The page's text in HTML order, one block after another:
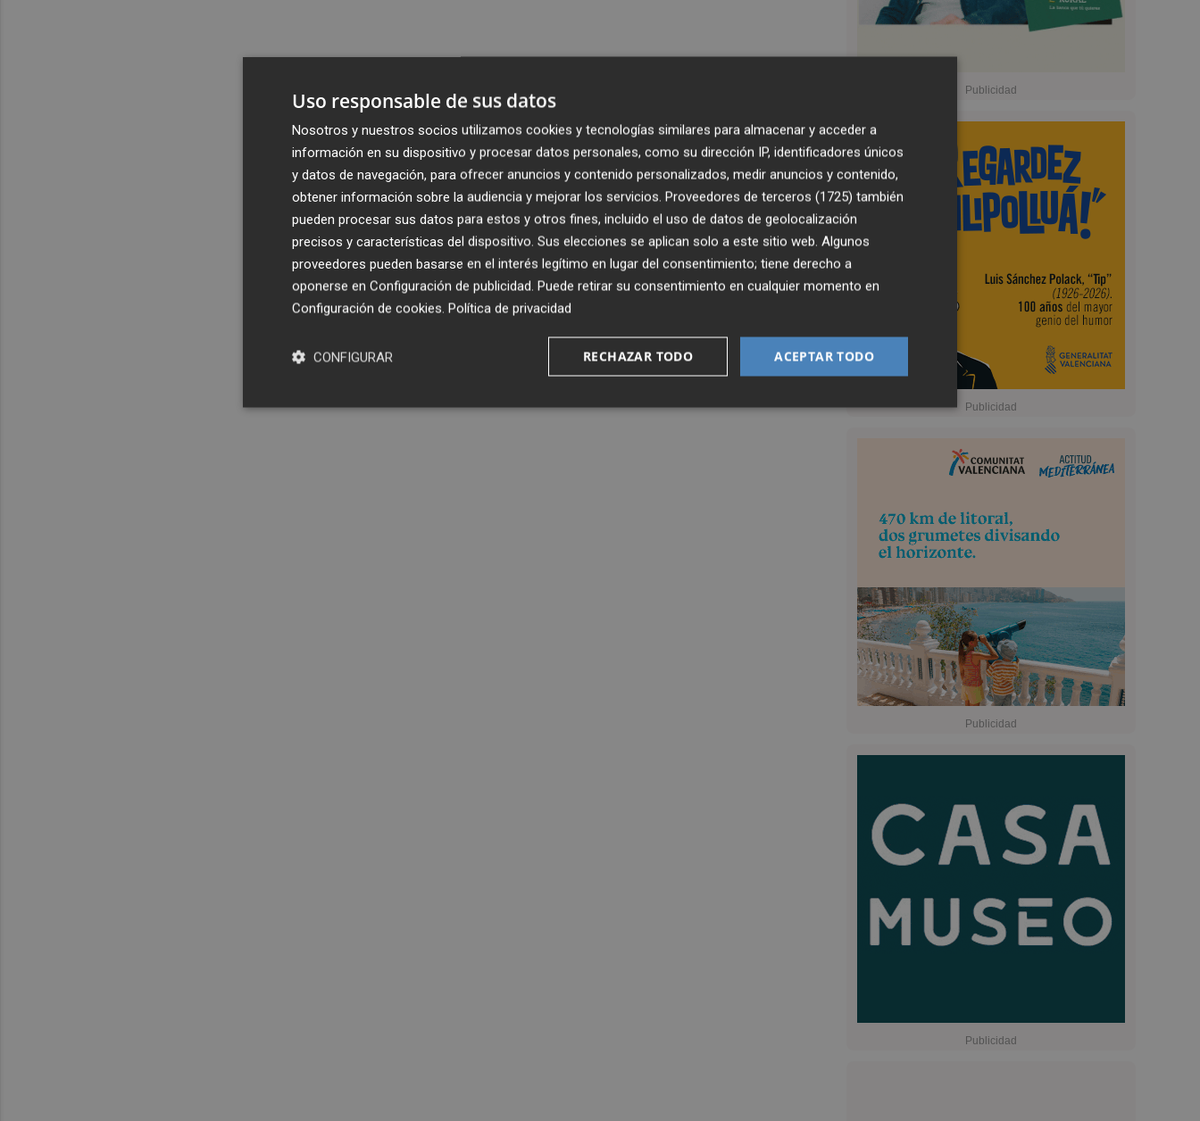
Uso responsable de sus datos
Nosotros y nuestros socios utilizamos cookies y tecnologías similares para almacenar y acceder a
información en su dispositivo y procesar datos personales, como su dirección IP, identificadores únicos
y datos de navegación, para ofrecer anuncios y contenido personalizados, medir anuncios y contenido,
obtener información sobre la audiencia y mejorar los servicios. Proveedores de terceros (1725) también
pueden procesar sus datos para estos y otros fines, incluido el uso de datos de geolocalización
precisos y características del dispositivo. Sus elecciones se aplican solo a este sitio web. Algunos
proveedores pueden basarse en el interés legítimo en lugar del consentimiento; tiene derecho a
oponerse en Configuración de publicidad. Puede retirar su consentimiento en cualquier momento en
Configuración de cookies. Política de privacidad
ACEPTAR TODO
RECHAZAR TODO
CONFIGURAR